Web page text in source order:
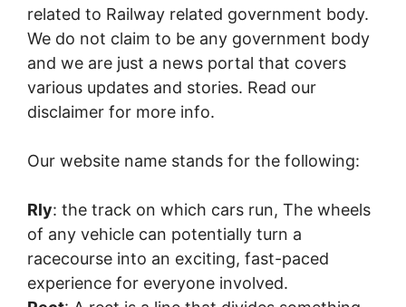
related to Railway related government body.
We do not claim to be any government body
and we are just a news portal that covers
various updates and stories. Read our
disclaimer for more info.
Our website name stands for the following:
Rly: the track on which cars run, The wheels
of any vehicle can potentially turn a
racecourse into an exciting, fast-paced
experience for everyone involved.